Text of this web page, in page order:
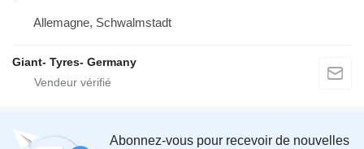
Allemagne, Schwalmstadt
Giant- Tyres- Germany
Abonnez-vous pour recevoir de nouvelles